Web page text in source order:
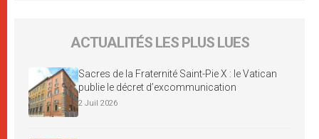
ACTUALITÉS LES PLUS LUES
Sacres de la Fraternité Saint-Pie X : le Vatican
publie le décret d’excommunication
2 Juil 2026